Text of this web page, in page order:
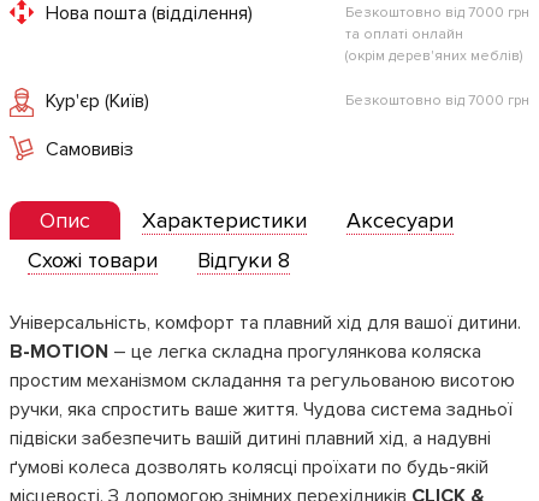
Нова пошта (відділення)
Безкоштовно від 7000 грн
та оплаті онлайн
(окрім дерев'яних меблів)
Кур'єр (Київ) Безкоштовно від 7000 грн
Самовивіз
Опис Характеристики
Аксесуари
Схожі товари
Відгуки 8
Універсальність, комфорт та плавний хід для вашої дитини.
B-MOTION – це легка складна прогулянкова коляска
простим механізмом складання та регульованою висотою
ручки, яка спростить ваше життя. Чудова система задньої
підвіски забезпечить вашій дитині плавний хід, а надувні
ґумові колеса дозволять колясці проїхати по будь-якій
місцевості. З допомогою знімних перехідників CLICK &